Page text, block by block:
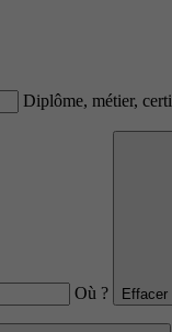
Diplôme, métier,
Où ? Effacer